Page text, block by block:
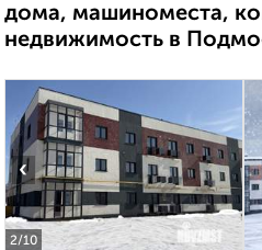
дома, машиноместа,
недвижимость в
2/10
‹